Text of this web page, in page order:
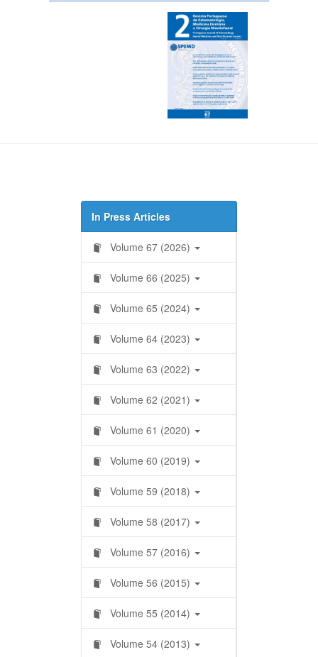
In Press Articles
Volume 67 (2026)
Volume 66 (2025)
Volume 65 (2024)
Volume 64 (2023)
Volume 63 (2022)
Volume 62 (2021)
Volume 61 (2020)
Volume 60 (2019)
Volume 59 (2018)
Volume 58 (2017)
Volume 57 (2016)
Volume 56 (2015)
Volume 55 (2014)
Volume 54 (2013)